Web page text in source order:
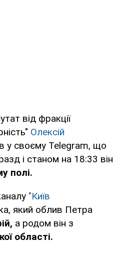
від фракції
Олексій
у своєму Telegram, що
і станом на 18:33 він
полі.
"Київ
який облив Петра
а родом він з
області.